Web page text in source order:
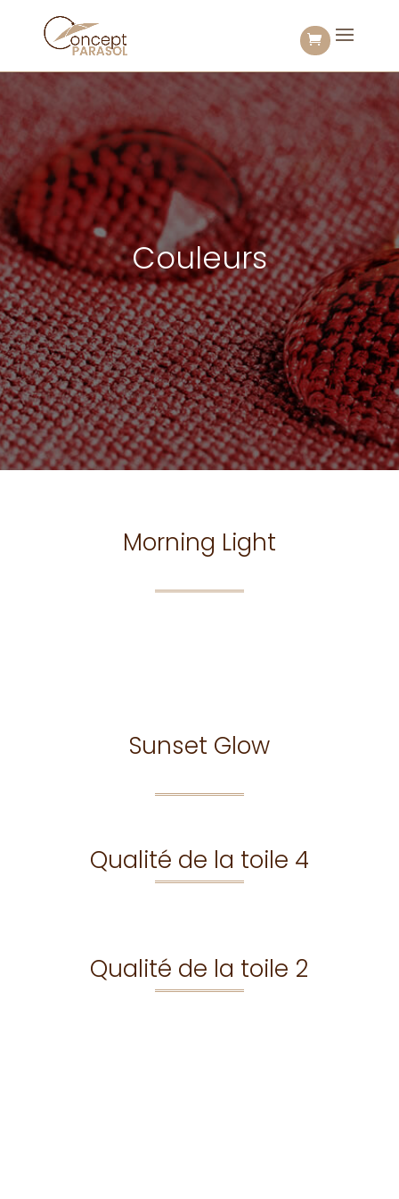
Couleurs
Morning Light
Sunset Glow
Qualité de la toile 4
Qualité de la toile 2